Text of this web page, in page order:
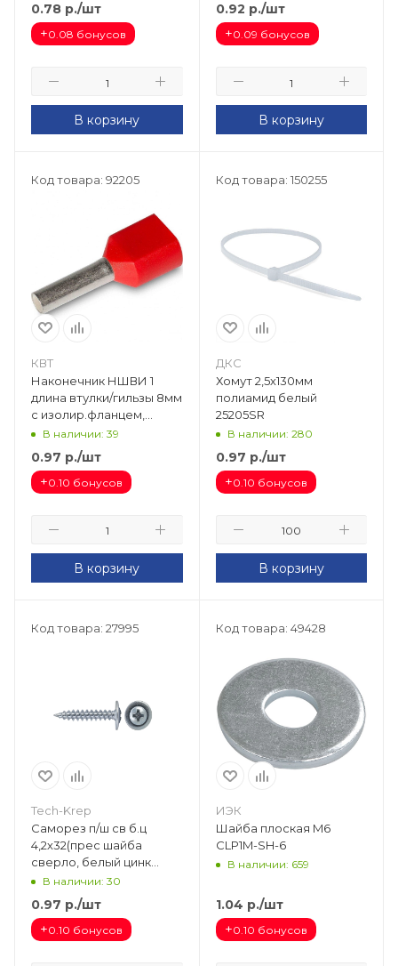
0.78 р./шт
+0.08 бонусов
В корзину
0.92 р./шт
+0.09 бонусов
В корзину
Код товара: 92205
КВТ
Наконечник НШВИ 1
длина втулки/гильзы 8мм
с изолир.фланцем,
красный (100 шт) КВТ
В наличии: 39
0.97 р./шт
+0.10 бонусов
В корзину
Код товара: 150255
ДКС
Хомут 2,5х130мм
полиамид белый
25205SR
В наличии: 280
0.97 р./шт
+0.10 бонусов
В корзину
Код товара: 27995
Tech-Krep
Саморез п/ш св б.ц
4,2х32(прес шайба
сверло, белый цинк
(500шт) Tech-Krep
В наличии: 30
0.97 р./шт
+0.10 бонусов
Код товара: 49428
ИЭК
Шайба плоская M6
CLP1M-SH-6
В наличии: 659
1.04 р./шт
+0.10 бонусов